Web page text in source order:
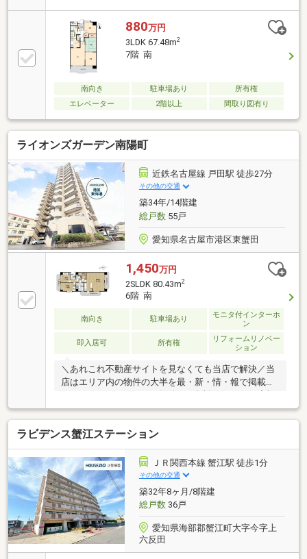
粧台鏡交換・トイレ交換・建具交換・SWコンセント
交換・クロス貼替・フローリング張替・CF貼替・ハウ
スクリーニング等～空家につき即日のご案内も可能！
～お気兼ねなくお問合せくださいませ。住宅ローンや
リフォームのご相談も承ります。
880万円
3LDK 67.48m2
7階 南
南向き 駐車場あり
所有権
エレベーター
2階以上 間取り図有り
ライオンズガーデン南陽町
近鉄名古屋線 戸田駅 徒歩27分
その他の交通
築34年/14階建
総戸数55戸
愛知県名古屋市港区東蟹田
1,450万円
2SLDK 80.43m2
6階 南
南向き 駐車場あり
モニタ付インターホ
ン
即入居可 所有権
リフォームリノベー
ション
＼あれこれ不動産サイトを見なくても当店で解決／当
店はエリア内の物件の大半を最・新・情・報で掲載！
春小学校/南陽中学校◆角住戸◆ゆとりある専有面積
約24.33坪◆約6.95坪の広々としたバルコニー※写真を
クリックすると、詳細をご覧いただけます。＝＝＝＝
＝＝＝＝＝＝＝＝＝＝＝＝＝＝＝＝＝＝＝＝＝《平日
もご案内可能です♪》地域密着店の私達は、周辺環
境、相場、お得な住宅ローンプランなど丁寧にご案内
できます。＝＝＝＝＝＝＝＝＝＝＝＝＝＝＝＝＝＝＝
＝＝＝＝＝＝
ラビデンス蟹江ステーション
ＪＲ関西本線 蟹江駅 徒歩1分
その他の交通
築32年8ヶ月/8階建
総戸数36戸
愛知県海部郡蟹江町大字今字上
六反田